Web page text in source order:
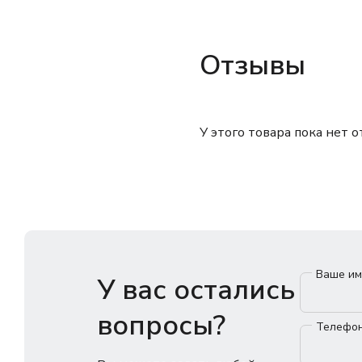
Отзывы
У этого товара пока нет
У вас остались
вопросы?
Ваше